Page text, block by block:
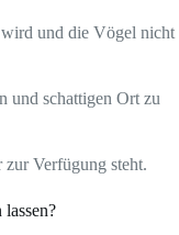
wird und die Vögel nicht
und schattigen Ort zu
zur Verfügung steht.